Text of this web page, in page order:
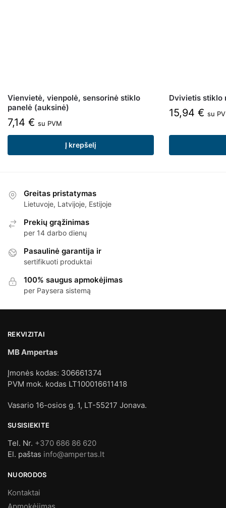
Vienvietė, vienpolė, sensorinė stiklo
panelė (auksinė)
7,14 € su PVM
Į krepšelį
Dvivietis stiklo
15,94 € su
Greitas pristatymas
Lietuvoje, Latvijoje, Estijoje
Prekių grąžinimas
per 14 darbo dienų
Pasaulinė garantija ir
sertifikuoti produktai
100% saugus apmokėjimas
per Paysera sistemą
REKVIZITAI
MB Ampertas
Įmonės kodas: 306661374
PVM mok. kodas LT100016611418
Vasario 16-osios g. 1, LT-55217 Jonava.
SUSISIEKITE
Tel. Nr. +370 686 86 620
El. paštas info@ampertas.lt
NUORODOS
Kontaktai
Apmokėjimas